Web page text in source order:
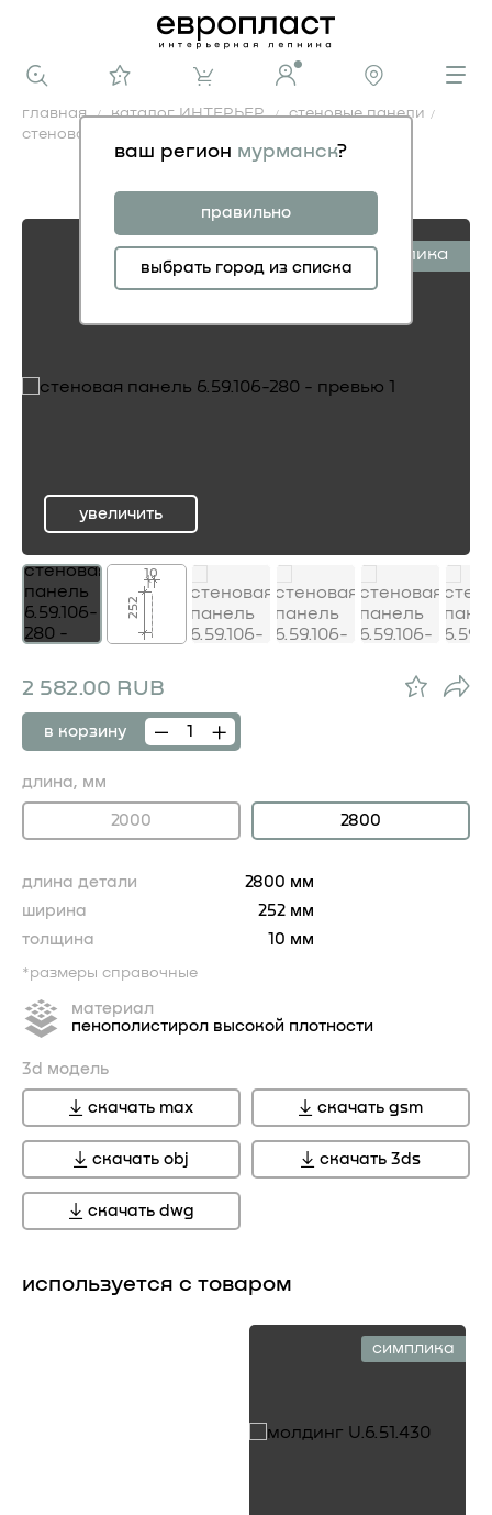
ваш регион мурманск?
правильно
выбрать город из списка
главная каталог ИНТЕРЬЕР
стеновые панели
стеновая панель 6.59.106-280
стеновая панель 6.59.106-280
«прямоугольный меандр»
симплика
ru
увеличить
10
252
2 582.00 RUB
в корзину
длина, мм
2000 2800
длина детали
2800 мм
ширина
252 мм
толщина
10 мм
*размеры справочные
материал
пенополистирол высокой плотности
3d модель
скачать max скачать gsm
скачать obj скачать 3ds
скачать dwg
используется с товаром
симплика